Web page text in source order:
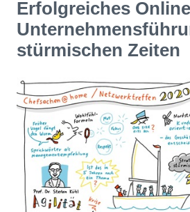
Erfolgreiches
stürmischen Zeiten